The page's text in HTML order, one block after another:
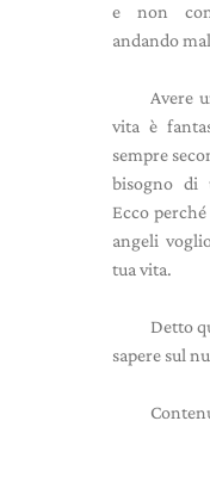
e non
andando
Avere
vita è
sempre
bisogno di
Ecco
angeli
tua vita.
Detto
sapere sul